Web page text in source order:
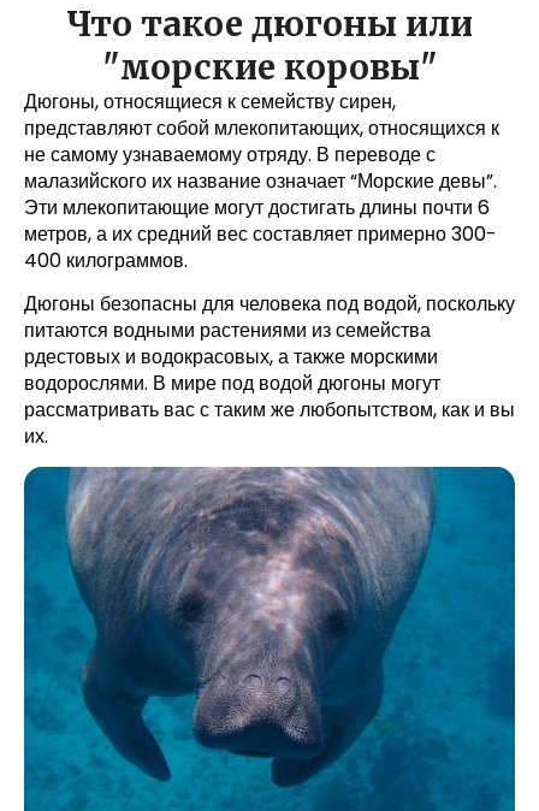
Что такое дюгоны или
"морские коровы"
Дюгоны, относящиеся к семейству сирен,
представляют собой млекопитающих, относящихся к
не самому узнаваемому отряду. В переводе с
малазийского их название означает “Морские девы”.
Эти млекопитающие могут достигать длины почти 6
метров, а их средний вес составляет примерно 300-
400 килограммов.
Дюгоны безопасны для человека под водой, поскольку
питаются водными растениями из семейства
рдестовых и водокрасовых, а также морскими
водорослями. В мире под водой дюгоны могут
рассматривать вас с таким же любопытством, как и вы
их.